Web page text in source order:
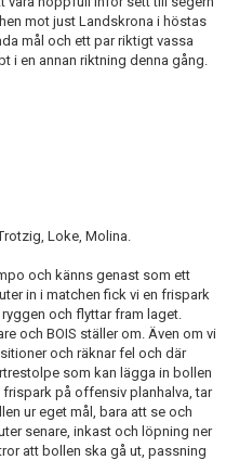
mot just Landskrona i höstas
mål och ett par riktigt vassa
i en annan riktning denna gång.
Loke, Molina.
och känns genast som ett
in i matchen fick vi en frispark
och flyttar fram laget.
och BOIS ställer om. Även om vi
och räknar fel och där
som kan lägga in bollen
på offensiv planhalva, tar
ur eget mål, bara att se och
senare, inkast och löpning ner
att bollen ska gå ut, passning